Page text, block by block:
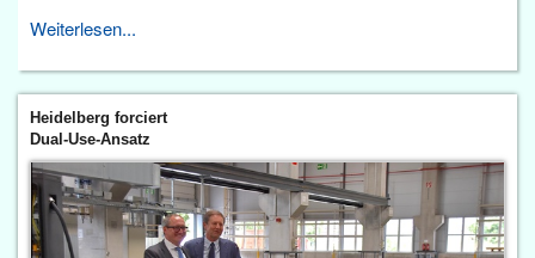
Weiterlesen...
Heidelberg forciert
Dual-Use-Ansatz